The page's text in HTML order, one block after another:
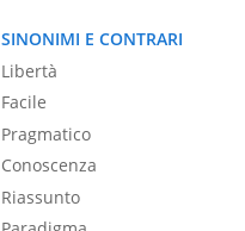
SINONIMI E CONTRARI
Libertà
Facile
Pragmatico
Conoscenza
Riassunto